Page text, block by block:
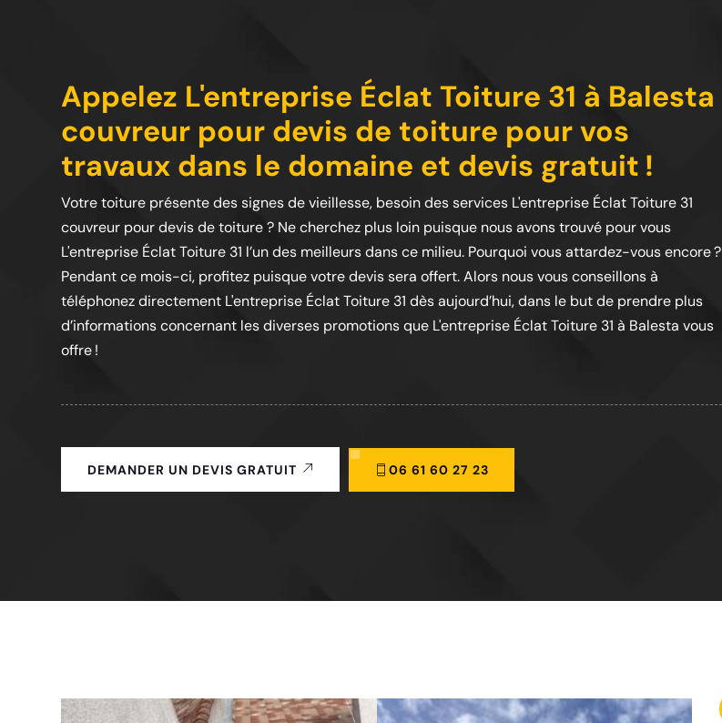
Appelez L'entreprise Éclat Toiture 31 à Balesta
couvreur pour devis de toiture pour vos
travaux dans le domaine et devis gratuit !
Votre toiture présente des signes de vieillesse, besoin des services L'entreprise Éclat Toiture 31
couvreur pour devis de toiture ? Ne cherchez plus loin puisque nous avons trouvé pour vous
L'entreprise Éclat Toiture 31 l’un des meilleurs dans ce milieu. Pourquoi vous attardez-vous encore ?
Pendant ce mois-ci, profitez puisque votre devis sera offert. Alors nous vous conseillons à
téléphonez directement L'entreprise Éclat Toiture 31 dès aujourd’hui, dans le but de prendre plus
d’informations concernant les diverses promotions que L'entreprise Éclat Toiture 31 à Balesta vous
offre !
DEMANDER UN DEVIS GRATUIT 06 61 60 27 23